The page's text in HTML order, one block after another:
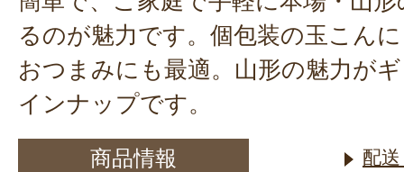
るのが魅力です。個包装の玉こん
おつまみにも最適。山形の魅力が
インナップです。
商品情報 配